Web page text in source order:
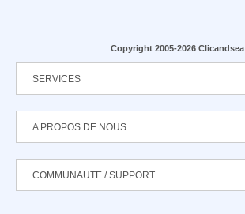
Copyright 2005-2026 Clicandsea
SERVICES
A PROPOS DE NOUS
COMMUNAUTE / SUPPORT